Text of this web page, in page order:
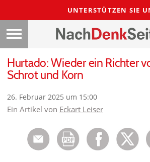
UNTERSTÜTZEN SIE
Hurtado: Wieder ein Richter
Schrot und Korn
26. Februar 2025 um 15:00
Ein Artikel von Eckart Leiser